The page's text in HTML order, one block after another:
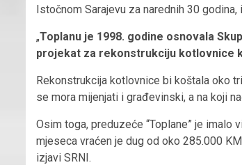
Istočnom Sarajevu za narednih 30
„Toplanu je 1998. godine osnovala
projekat za rekonstrukciju kotlovnice
Rekonstrukcija kotlovnice bi koštala oko
se mora mijenjati i građevinski, a na koji
Osim toga, preduzeće “Toplane” je imalo
mjeseca vraćen je dug od oko 285.000
izjavi SRNI.